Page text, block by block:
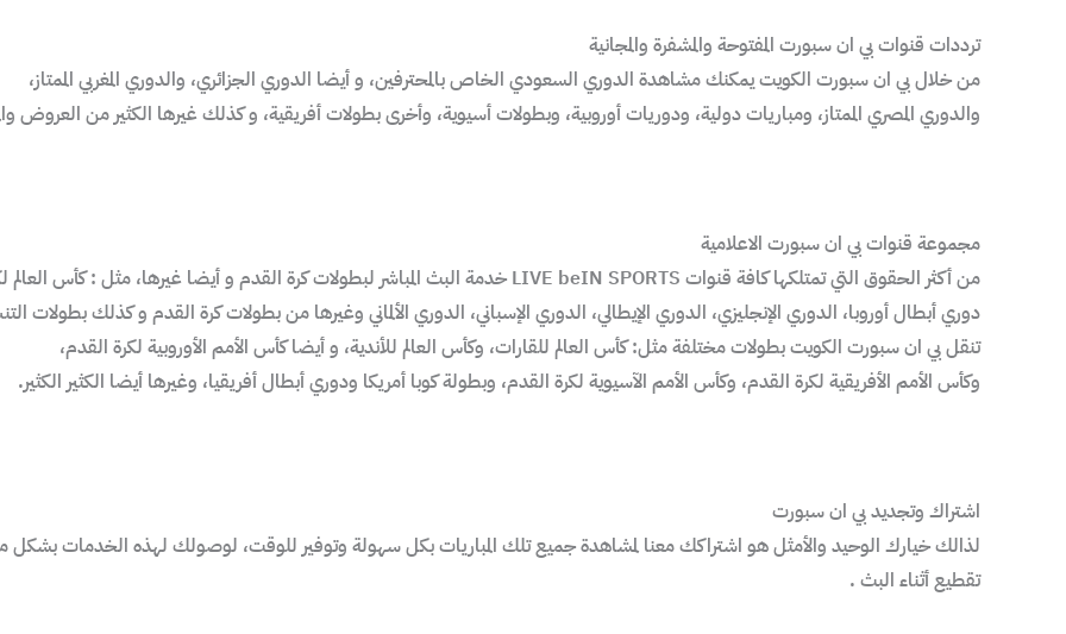
ترددات قنوات بي ان سبورت المفتوحة والمشفرة والمجانية
من خلال بي ان سبورت الكويت يمكنك مشاهدة الدوري السعودي الخاص بالمحترفين، و أيضا الدوري الجزائري، والدوري المغربي الممتاز،
والدوري المصري الممتاز، ومباريات دولية، ودوريات أوروبية، وبطولات أسيوية، وأخرى بطولات أفريقية، و كذلك غيرها الكثير من العروض
مجموعة قنوات بي ان سبورت الاعلامية
من أكثر الحقوق التي تمتلكها كافة قنوات LIVE beIN SPORTS خدمة البث المباشر لبطولات كرة القدم و أيضا غيرها، مثل : كأس العالم لكرة القدم،
دوري أبطال أوروبا، الدوري الإنجليزي، الدوري الإيطالي، الدوري الإسباني، الدوري الألماني وغيرها من بطولات كرة القدم و كذلك بطولات
تنقل بي ان سبورت الكويت بطولات مختلفة مثل: كأس العالم للقارات، وكأس العالم للأندية، و أيضا كأس الأمم الأوروبية لكرة القدم،
وكأس الأمم الأفريقية لكرة القدم، وكأس الأمم الآسيوية لكرة القدم، وبطولة كوبا أمريكا ودوري أبطال أفريقيا، وغيرها أيضا الكثير الكثير.
اشتراك وتجديد بي ان سبورت
تقطيع أثناء البث .